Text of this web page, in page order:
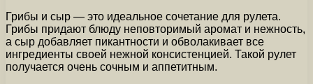
Грибы и сыр — это идеальное сочетание для рулета.
Грибы придают блюду неповторимый аромат и нежность,
а сыр добавляет пикантности и обволакивает все
ингредиенты своей нежной консистенцией. Такой рулет
получается очень сочным и аппетитным.